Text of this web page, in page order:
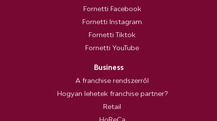
Fornetti Facebook
Fornetti Instagram
Fornetti Tiktok
Fornetti YouTube
Business
A franchise rendszerről
Hogyan lehetek franchise partner?
Retail